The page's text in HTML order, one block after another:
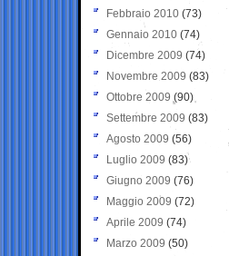
Febbraio 2010 (73)
Gennaio 2010 (74)
Dicembre 2009 (74)
Novembre 2009 (83)
Ottobre 2009 (90)
Settembre 2009 (83)
Agosto 2009 (56)
Luglio 2009 (83)
Giugno 2009 (76)
Maggio 2009 (72)
Aprile 2009 (74)
Marzo 2009 (50)